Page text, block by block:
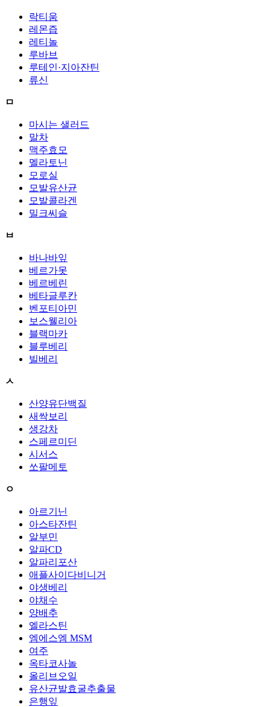
락티움
레몬즙
레티놀
루바브
루테인·지아잔틴
류신
ㅁ
마시는 샐러드
말차
맥주효모
멜라토닌
모로실
모발유산균
모발콜라겐
밀크씨슬
ㅂ
바나바잎
베르가못
베르베린
베타글루칸
벤포티아민
보스웰리아
블랙마카
블루베리
빌베리
ㅅ
산양유단백질
새싹보리
생강차
스페르미딘
시서스
쏘팔메토
ㅇ
아르기닌
아스타잔틴
알부민
알파CD
알파리포산
애플사이다비니거
야생베리
야채수
양배추
엘라스틴
엠에스엠 MSM
여주
옥타코사놀
올리브오일
유산균발효굴추출물
은행잎